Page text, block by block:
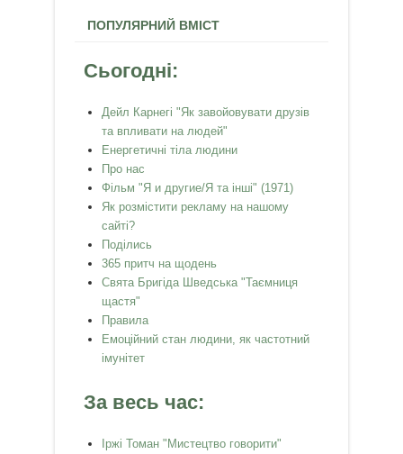
ПОПУЛЯРНИЙ ВМІСТ
Сьогодні:
Дейл Карнегі "Як завойовувати друзів
та впливати на людей"
Енергетичні тіла людини
Про нас
Фільм "Я и другие/Я та інші" (1971)
Як розмістити рекламу на нашому
сайті?
Поділись
365 притч на щодень
Свята Бригіда Шведська "Таємниця
щастя"
Правила
Емоційний стан людини, як частотний
імунітет
За весь час:
Іржі Томан "Мистецтво говорити"